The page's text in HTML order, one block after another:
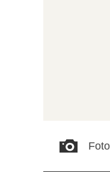
Foto